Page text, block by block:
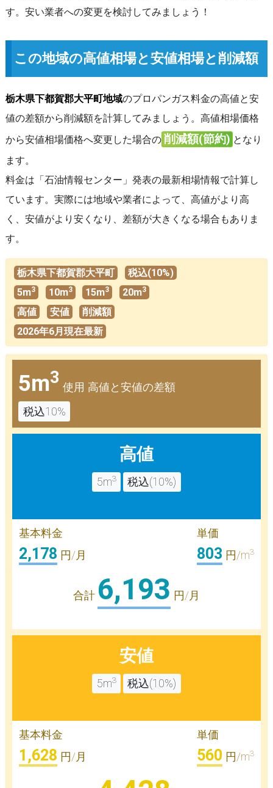
す。安い業者への変更を検討してみましょう！
この地域の高値相場と安値相場と削減額
栃木県下都賀郡大平町地域のプロパンガス料金の高値と安
値の差額から削減額を計算してみましょう。高値相場価格
から安値相場価格へ変更した場合の 削減額(節約) となり
ます。
料金は「石油情報センター」発表の最新相場情報で計算し
ています。実際には地域や業者によって、高値がより高
く、安値がより安くなり、差額が大きくなる場合もありま
す。
栃木県下都賀郡大平町
税込(10%)
5m3 10m3 15m3 20m3
高値 安値
削減額
2026年6月現在最新
5m3
使用 高値と安値の差額
税込10%
高値
5m3 税込(10%)
基本料金
2,178 円/月
単価
803 円/m3
合計 6,193 円/月
安値
5m3 税込(10%)
基本料金
1,628 円/月
単価
560 円/m3